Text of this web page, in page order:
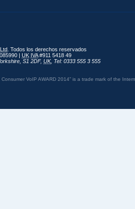
Ltd . Todos los derechos reservados
| UK IVA#911 5418 49
S1 2DF, UK, Tel: 0333 555 3 555
Consumer VoIP AWARD 2014” is a trade mark of the